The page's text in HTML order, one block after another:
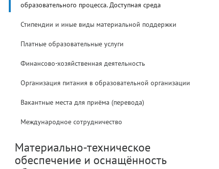
образовательного процесса. Доступная среда
Стипендии и иные виды материальной поддержки
Платные образовательные услуги
Финансово-хозяйственная деятельность
Организация питания в образовательной организации
Вакантные места для приёма (перевода)
Международное сотрудничество
Материально-техническое
обеспечение и оснащённость